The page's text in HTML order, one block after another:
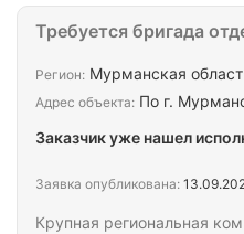
человек предоставляем -
одежду -Трансфер от
работы и обратно. -
приезду. Оплата: Рабочий
6000 р Работы на долгий
Крупная региональная
Требуется бригада
Регион: Мурманская
Адрес объекта: По г.
Заказчик уже нашел
Заявка опубликована: